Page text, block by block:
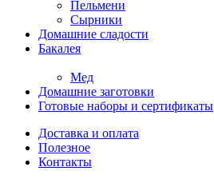
Пельмени
Сырники
Домашние сладости
Бакалея
Мед
Домашние заготовки
Готовые наборы и сертификаты
Доставка и оплата
Полезное
Контакты